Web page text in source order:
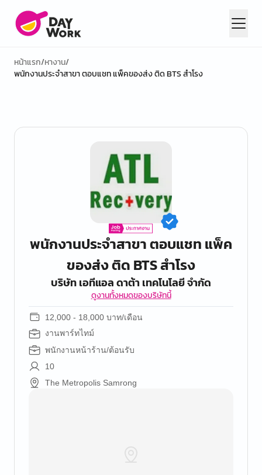
หน้าแรก/หางาน/
พนักงานประจำสาขา ตอบแชท แพ็คของส่ง ติด BTS สำโรง
พนักงานประจำสาขา ตอบแชท แพ็ค
ของส่ง ติด BTS สำโรง
บริษัท เอทีแอล ดาต้า เทคโนโลยี จำกัด
ดูงานทั้งหมดของบริษัทนี้
12,000 - 18,000 บาท/เดือน
งานพาร์ทไทม์
พนักงานหน้าร้าน/ต้อนรับ
10
The Metropolis Samrong